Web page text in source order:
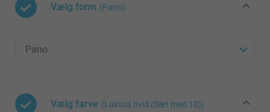
Vælg form (Pano)
Vælg farve (Luksus hvid (Sæt med 10))